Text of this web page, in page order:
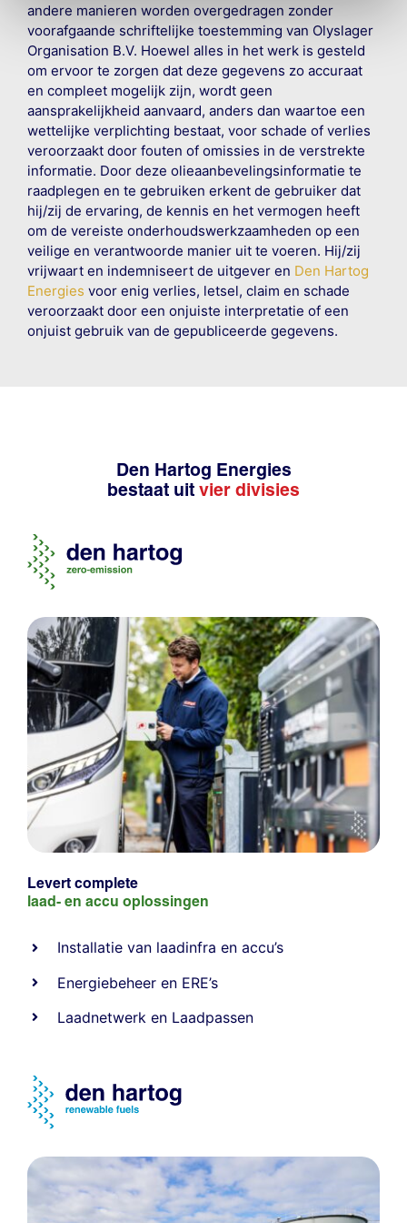
andere manieren worden overgedragen zonder
voorafgaande schriftelijke toestemming van Olyslager
Organisation B.V. Hoewel alles in het werk is gesteld
om ervoor te zorgen dat deze gegevens zo accuraat
en compleet mogelijk zijn, wordt geen
aansprakelijkheid aanvaard, anders dan waartoe een
wettelijke verplichting bestaat, voor schade of verlies
veroorzaakt door fouten of omissies in de verstrekte
informatie. Door deze olieaanbevelingsinformatie te
raadplegen en te gebruiken erkent de gebruiker dat
hij/zij de ervaring, de kennis en het vermogen heeft
om de vereiste onderhoudswerkzaamheden op een
veilige en verantwoorde manier uit te voeren. Hij/zij
vrijwaart en indemniseert de uitgever en Den Hartog
Energies voor enig verlies, letsel, claim en schade
veroorzaakt door een onjuiste interpretatie of een
onjuist gebruik van de gepubliceerde gegevens.
Den Hartog Energies
bestaat uit vier divisies
Levert complete
laad- en accu oplossingen
Installatie van laadinfra en accu’s
Energiebeheer en ERE’s
Laadnetwerk en Laadpassen